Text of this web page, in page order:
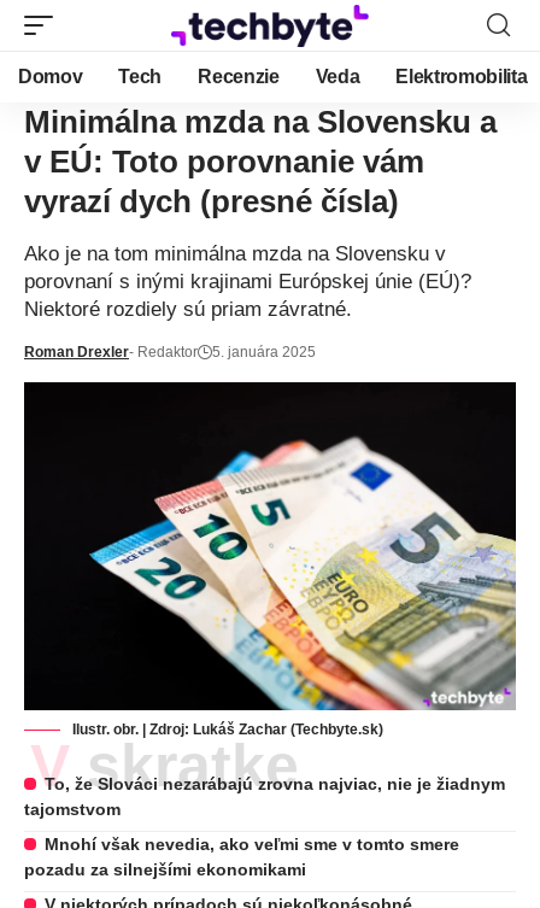
Domov Tech Recenzie Veda Elektromobilita
Minimálna mzda na Slovensku a
v EÚ: Toto porovnanie vám
vyrazí dych (presné čísla)
Ako je na tom minimálna mzda na Slovensku v
porovnaní s inými krajinami Európskej únie (EÚ)?
Niektoré rozdiely sú priam závratné.
Roman Drexler- Redaktor 5. januára 2025
Ilustr. obr. | Zdroj: Lukáš Zachar (Techbyte.sk)
V skratke
To, že Slováci nezarábajú zrovna najviac, nie je žiadnym
tajomstvom
Mnohí však nevedia, ako veľmi sme v tomto smere
pozadu za silnejšími ekonomikami